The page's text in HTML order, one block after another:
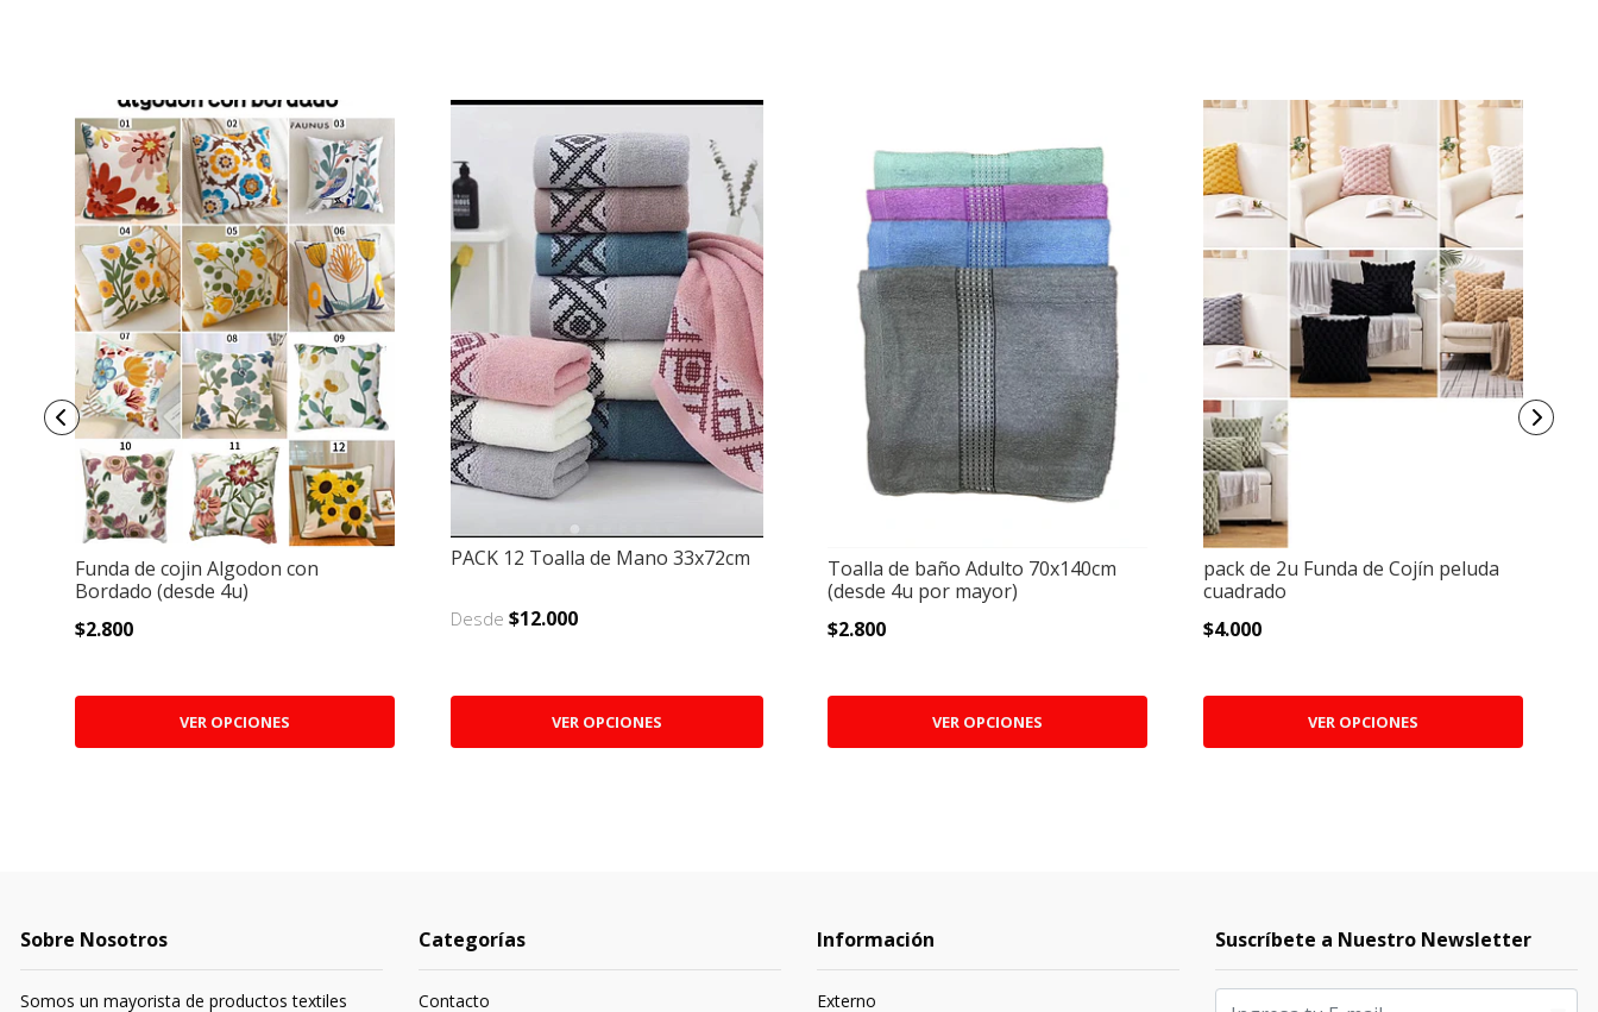
Funda de cojin Algodon con
Bordado (desde 4u)
$2.800
VER OPCIONES
PACK 12 Toalla de Mano 33x72cm
Desde$12.000
VER OPCIONES
Toalla de baño Adulto 70x140cm
(desde 4u por mayor)
$2.800
VER OPCIONES
pack de 2u Funda de Cojín peluda
cuadrado
$4.000
VER OPCIONES
Sobre Nosotros
Somos un mayorista de productos textiles
Categorías
Contacto
Información
Externo
Suscríbete a Nuestro Newsletter